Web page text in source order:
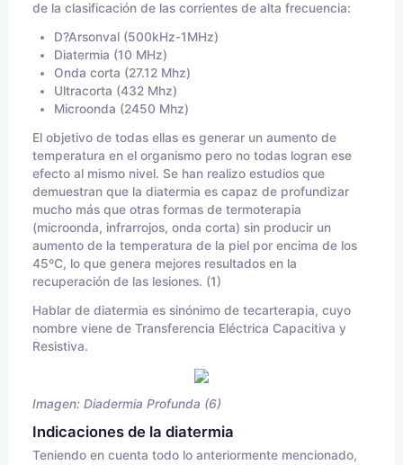
de la clasificación de las corrientes de alta frecuencia:
D?Arsonval (500kHz-1MHz)
Diatermia (10 MHz)
Onda corta (27.12 Mhz)
Ultracorta (432 Mhz)
Microonda (2450 Mhz)
El objetivo de todas ellas es generar un aumento de
temperatura en el organismo pero no todas logran ese
efecto al mismo nivel. Se han realizo estudios que
demuestran que la diatermia es capaz de profundizar
mucho más que otras formas de termoterapia
(microonda, infrarrojos, onda corta) sin producir un
aumento de la temperatura de la piel por encima de los
45ºC, lo que genera mejores resultados en la
recuperación de las lesiones. (1)
Hablar de diatermia es sinónimo de tecarterapia, cuyo
nombre viene de Transferencia Eléctrica Capacitiva y
Resistiva.
Imagen: Diadermia Profunda (6)
Indicaciones de la diatermia
Teniendo en cuenta todo lo anteriormente mencionado,